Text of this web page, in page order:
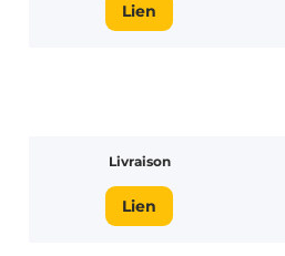
Lien
Livraison
Lien